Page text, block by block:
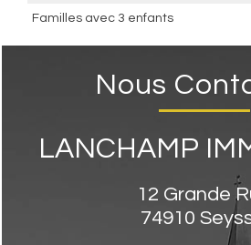
Familles avec 3 enfants
Nous
LANCHAMP
12 Grande
74910